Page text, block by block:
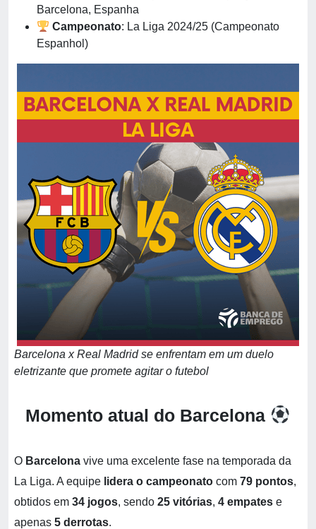
Barcelona, Espanha
Campeonato: La Liga 2024/25 (Campeonato
Espanhol)
Barcelona x Real Madrid se enfrentam em um duelo
eletrizante que promete agitar o futebol
Momento atual do Barcelona
O Barcelona vive uma excelente fase na temporada da
La Liga. A equipe lidera o campeonato com 79 pontos,
obtidos em 34 jogos, sendo 25 vitórias, 4 empates e
apenas 5 derrotas.